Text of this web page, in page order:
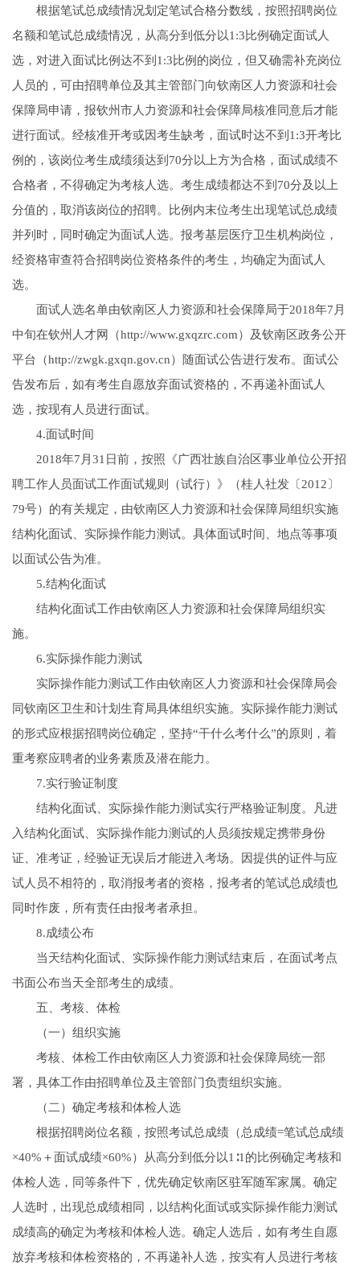
根据笔试总成绩情况划定笔试合格分数线，按照招聘岗位
名额和笔试总成绩情况，从高分到低分以1:3比例确定面试人
选，对进入面试比例达不到1:3比例的岗位，但又确需补充岗位
人员的，可由招聘单位及其主管部门向钦南区人力资源和社会
保障局申请，报钦州市人力资源和社会保障局核准同意后才能
进行面试。经核准开考或因考生缺考，面试时达不到1:3开考比
例的，该岗位考生成绩须达到70分以上方为合格，面试成绩不
合格者，不得确定为考核人选。考生成绩都达不到70分及以上
分值的，取消该岗位的招聘。比例内末位考生出现笔试总成绩
并列时，同时确定为面试人选。报考基层医疗卫生机构岗位，
经资格审查符合招聘岗位资格条件的考生，均确定为面试人
选。
面试人选名单由钦南区人力资源和社会保障局于2018年7月
中旬在钦州人才网（http://www.gxqzrc.com）及钦南区政务公开
平台（http://zwgk.gxqn.gov.cn）随面试公告进行发布。面试公
告发布后，如有考生自愿放弃面试资格的，不再递补面试人
选，按现有人员进行面试。
4.面试时间
2018年7月31日前，按照《广西壮族自治区事业单位公开招
聘工作人员面试工作面试规则（试行）》（桂人社发〔2012〕
79号）的有关规定，由钦南区人力资源和社会保障局组织实施
结构化面试、实际操作能力测试。具体面试时间、地点等事项
以面试公告为准。
5.结构化面试
结构化面试工作由钦南区人力资源和社会保障局组织实
施。
6.实际操作能力测试
实际操作能力测试工作由钦南区人力资源和社会保障局会
同钦南区卫生和计划生育局具体组织实施。实际操作能力测试
的形式应根据招聘岗位确定，坚持“干什么考什么”的原则，着
重考察应聘者的业务素质及潜在能力。
7.实行验证制度
结构化面试、实际操作能力测试实行严格验证制度。凡进
入结构化面试、实际操作能力测试的人员须按规定携带身份
证、准考证，经验证无误后才能进入考场。因提供的证件与应
试人员不相符的，取消报考者的资格，报考者的笔试总成绩也
同时作废，所有责任由报考者承担。
8.成绩公布
当天结构化面试、实际操作能力测试结束后，在面试考点
书面公布当天全部考生的成绩。
五、考核、体检
（一）组织实施
考核、体检工作由钦南区人力资源和社会保障局统一部
署，具体工作由招聘单位及主管部门负责组织实施。
（二）确定考核和体检人选
根据招聘岗位名额，按照考试总成绩（总成绩=笔试总成绩
×40%＋面试成绩×60%）从高分到低分以1∶1的比例确定考核和
体检人选，同等条件下，优先确定钦南区驻军随军家属。确定
人选时，出现总成绩相同，以结构化面试或实际操作能力测试
成绩高的确定为考核和体检人选。确定人选后，如有考生自愿
放弃考核和体检资格的，不再递补人选，按实有人员进行考核